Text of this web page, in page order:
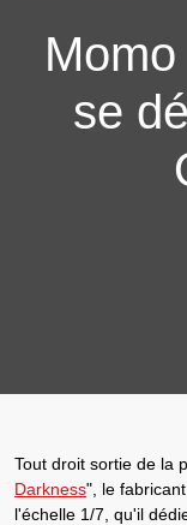
se
Tout droit sortie de la
Darkness", le
l'échelle 1/7 , qu'il